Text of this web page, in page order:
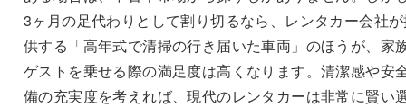
3ヶ月の足代わりとして割り切るなら、レンタカー会社
供する「高年式で清掃の行き届いた車両」のほうが、家
ゲストを乗せる際の満足度は高くなります。清潔感や安
備の充実度を考えれば、現代のレンタカーは非常に賢い